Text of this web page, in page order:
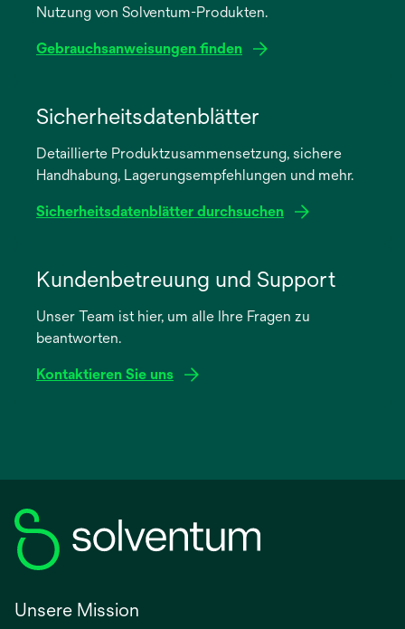
Nutzung von Solventum-Produkten.
Gebrauchsanweisungen finden
neuen
Registerkarte
Sicherheitsdatenblätter
Detaillierte Produktzusammensetzung, sichere
Handhabung, Lagerungsempfehlungen und mehr.
Sicherheitsdatenblätter durchsuchen
neuen
Registerkarte
Kundenbetreuung und Support
Unser Team ist hier, um alle Ihre Fragen zu
beantworten.
Kontaktieren Sie uns
Unsere Mission